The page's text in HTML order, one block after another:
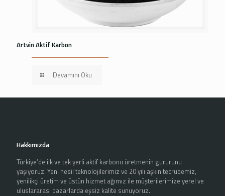
Artvin Aktif Karbon
Devamını Oku
Hakkımızda
Türkiye’de ilk ve tek yerli aktif karbonu üretmenin gururunu
yaşıyoruz. Yeni nesil teknolojilerimiz ve 20 yılı aşkın tecrübemiz,
yenilikçi üretim ve üstün hizmet ağımız ile müşterilerimize yerel ve
uluslararası pazarlarda eşsiz kalite sunuyoruz.